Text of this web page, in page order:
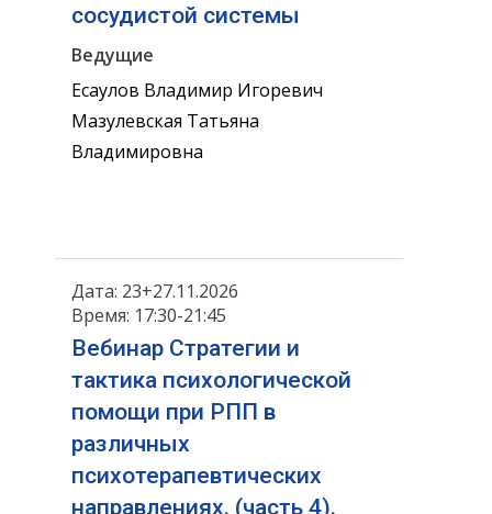
сосудистой системы
Ведущие
Есаулов Владимир Игоревич
Мазулевская Татьяна
Владимировна
Дата: 23+27.11.2026
Время: 17:30-21:45
Вебинар Стратегии и
тактика психологической
помощи при РПП в
различных
психотерапевтических
направлениях. (часть 4).